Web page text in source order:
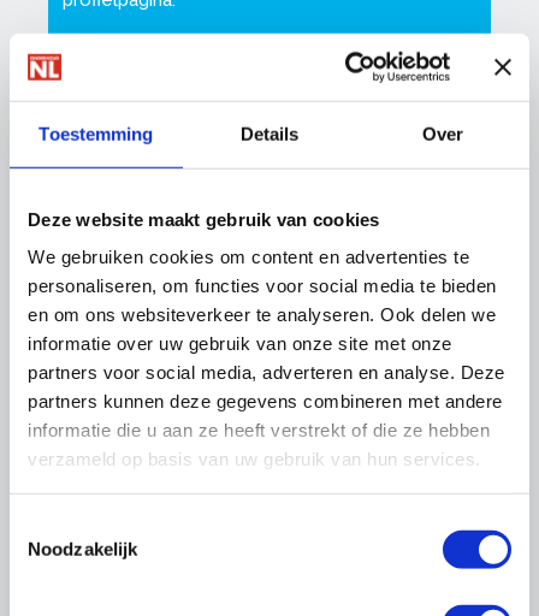
Toestemming Details Over
Deze website maakt gebruik van cookies
We gebruiken cookies om content en advertenties te
personaliseren, om functies voor social media te bieden
en om ons websiteverkeer te analyseren. Ook delen we
informatie over uw gebruik van onze site met onze
partners voor social media, adverteren en analyse. Deze
partners kunnen deze gegevens combineren met andere
informatie die u aan ze heeft verstrekt of die ze hebben
verzameld op basis van uw gebruik van hun services.
Noodzakelijk
Dat is een pagina waar u uw eigen gegevens
kunt inzien en wijzigen. Denk dan aan het
of het bekijken voor welke bijeenkomsten u
zich heeft aangemeld.
Ook kunt u daar uw nieuwsbriefabonnementen
beheren en andere zaken instellen.
Zorg dat uw gegevens altijd up-to-date zijn, op
die manier kunnen wij u van de juiste informatie
voorzien.
Heeft u problemen bij het inloggen? Wij